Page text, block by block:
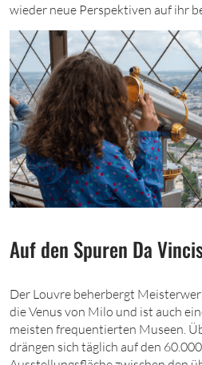
wieder neue Perspektiven auf ihr
Auf den Spuren Da
Der Louvre beherbergt
die Venus von Milo und ist auch
meisten frequentierten Museen.
drängen sich täglich auf den